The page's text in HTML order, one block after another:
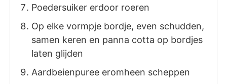
Poedersuiker erdoor roeren
Op elke vormpje bordje, even schudden,
samen keren en panna cotta op bordjes
laten glijden
Aardbeienpuree eromheen scheppen